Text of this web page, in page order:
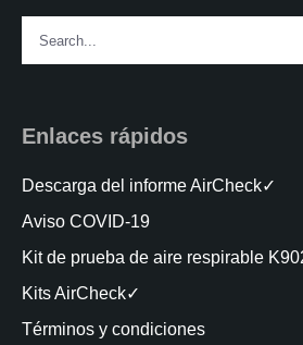
Search
for:
Enlaces rápidos
Descarga del informe AirCheck✓
Aviso COVID-19
Kit de prueba de aire respirable
Kits AirCheck✓
Términos y condiciones